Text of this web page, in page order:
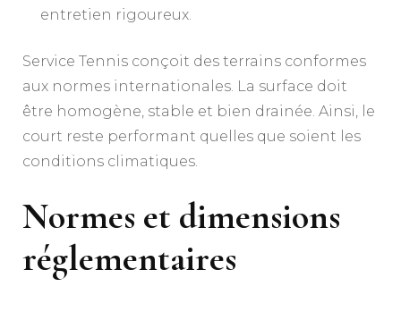
entretien rigoureux.
Service Tennis conçoit des terrains conformes
aux normes internationales. La surface doit
être homogène, stable et bien drainée. Ainsi, le
court reste performant quelles que soient les
conditions climatiques.
Normes et dimensions
réglementaires